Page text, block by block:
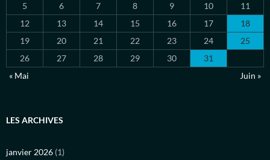
5 6 7 8 9 10
11
12
13 14 15 16 17
18
19
20 21 22 23 24
25
26
27 28 29 30
31
« Mai
Juin »
LES ARCHIVES
janvier 2026 (1)